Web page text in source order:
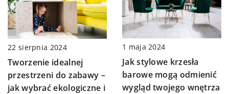
22 sierpnia 2024
Tworzenie idealnej
przestrzeni do zabawy –
jak wybrać ekologiczne i
1 maja 2024
Jak stylowe krzesła
barowe mogą odmienić
wygląd twojego wnętrza